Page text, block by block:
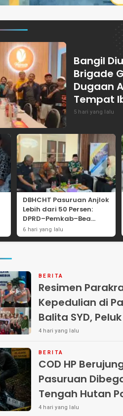
Bangil
Brigade
Dugaan
Tempat
5 hari yang lalu
DBHCHT Pasuruan Anjlok
Lebih dari 50 Persen:
DPRD–Pemkab–Bea
Cukai Perkuat Perang
Melawan Peredaran
6 hari yang lalu
BERITA
Resimen
Kepedulian di
Balita SYD,
Terlantar
4 hari yang lalu
BERITA
COD HP
Pasuruan
Tengah Hutan Polisi Buru Tiga
Pelaku
4 hari yang lalu